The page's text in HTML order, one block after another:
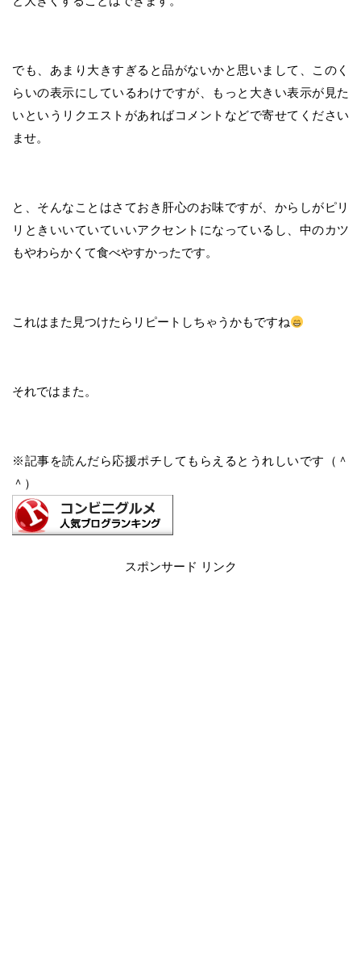
でも、あまり大きすぎると品がないかと思いまして、このく
らいの表示にしているわけですが、もっと大きい表示が見た
いというリクエストがあればコメントなどで寄せてください
ませ。
と、そんなことはさておき肝心のお味ですが、からしがピリ
リときいいていていいアクセントになっているし、中のカツ
もやわらかくて食べやすかったです。
これはまた見つけたらリピートしちゃうかもですね
それではまた。
※記事を読んだら応援ポチしてもらえるとうれしいです（＾
＾）
スポンサード リンク